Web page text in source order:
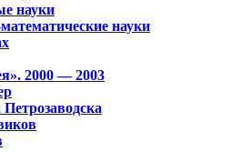
науки
науки
2000 — 2003